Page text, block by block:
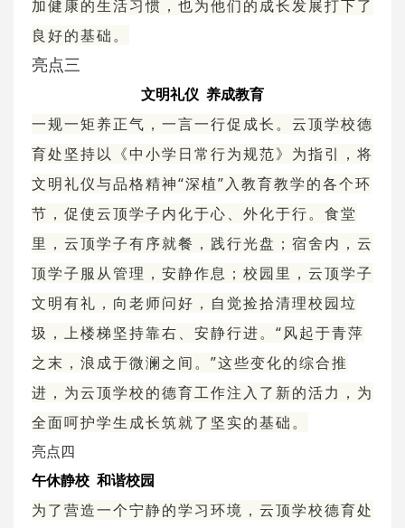
加健康的生活习惯，也为他们的成长发展打下了
良好的基础。
亮点三
文明礼仪 养成教育
一规一矩养正气，一言一行促成长。云顶学校德
育处坚持以《中小学日常行为规范》为指引，将
文明礼仪与品格精神“深植”入教育教学的各个环
节，促使云顶学子内化于心、外化于行。食堂
里，云顶学子有序就餐，践行光盘；宿舍内，云
顶学子服从管理，安静作息；校园里，云顶学子
文明有礼，向老师问好，自觉捡拾清理校园垃
圾，上楼梯坚持靠右、安静行进。“风起于青萍
之末，浪成于微澜之间。”这些变化的综合推
进，为云顶学校的德育工作注入了新的活力，为
全面呵护学生成长筑就了坚实的基础。
亮点四
午休静校 和谐校园
为了营造一个宁静的学习环境，云顶学校德育处